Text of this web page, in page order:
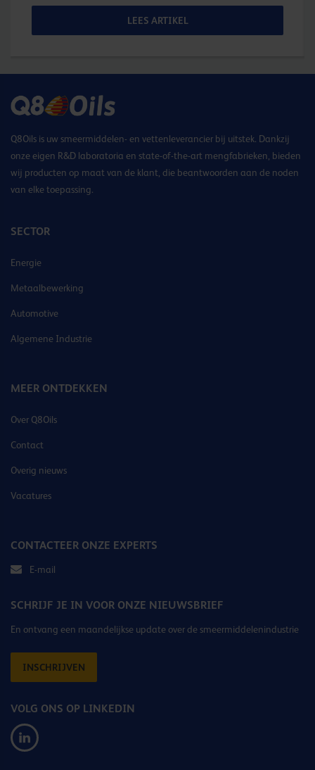
LEES ARTIKEL
Q8Oils is uw smeermiddelen- en vettenleverancier bij uitstek. Dankzij
onze eigen R&D laboratoria en state-of-the-art mengfabrieken, bieden
wij producten op maat van de klant, die beantwoorden aan de noden
van elke toepassing.
SECTOR
Energie
Metaalbewerking
Automotive
Algemene Industrie
MEER ONTDEKKEN
Over Q8Oils
Contact
Overig nieuws
Vacatures
CONTACTEER ONZE EXPERTS
E-mail
SCHRIJF JE IN VOOR ONZE NIEUWSBRIEF
En ontvang een maandelijkse update over de smeermiddelenindustrie
INSCHRIJVEN
VOLG ONS OP LINKEDIN